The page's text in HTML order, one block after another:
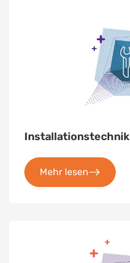
Installationstechnik
Mehr lesen